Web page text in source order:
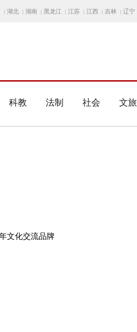
| 湖北 | 湖南 | 黑龙江 | 江苏 | 江西 | 吉林 | 辽宁
科教 法制 社会 文旅
文化交流品牌